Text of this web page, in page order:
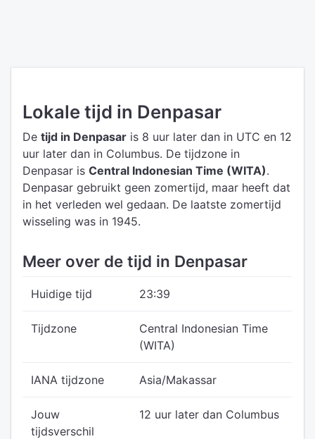
Lokale tijd in Denpasar
De tijd in Denpasar is 8 uur later dan in UTC en 12
uur later dan in Columbus. De tijdzone in
Denpasar is Central Indonesian Time (WITA).
Denpasar gebruikt geen zomertijd, maar heeft dat
in het verleden wel gedaan. De laatste zomertijd
wisseling was in 1945.
Meer over de tijd in Denpasar
Huidige tijd 23:39
Tijdzone
Central Indonesian Time
(WITA)
IANA tijdzone Asia/Makassar
Jouw
tijdsverschil
12 uur later dan Columbus